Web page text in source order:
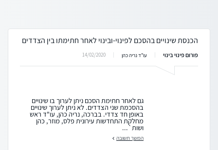
הכנסת שינויים בהסכם לפינוי-ובינוי לאחר חתימתו בין הצדדים
פורום פינוי בינוי עו"ד נריה כהן 14/02/2020
גם לאחר חתימת הסכם ניתן לערוך בו שינויים
בהסכמת שני הצדדים. לא ניתן לערוך שינויים
באופן חד צדדי. בברכה, נריה כהן, עו"ד ראש
מחלקת התחדשות עירונית פלס, מוזר, כהן
ושות`...
המשך תשובה